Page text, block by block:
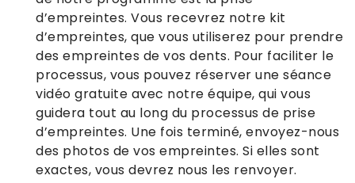
d’empreintes. Vous recevrez notre kit
d’empreintes, que vous utiliserez pour prendre
des empreintes de vos dents. Pour faciliter le
processus, vous pouvez réserver une séance
vidéo gratuite avec notre équipe, qui vous
guidera tout au long du processus de prise
d’empreintes. Une fois terminé, envoyez-nous
des photos de vos empreintes. Si elles sont
exactes, vous devrez nous les renvoyer.